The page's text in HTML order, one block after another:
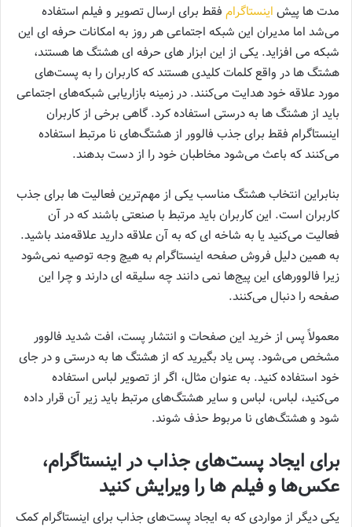
مدت‌ ها پیش اینستاگرام فقط برای ارسال تصویر و فیلم استفاده
می‌شد اما مدیران این شبکه اجتماعی هر روز به امکانات حرفه‌ ای این
شبکه می‌ افزاید. یکی از این ابزار‌ های حرفه‌ ای هشتگ‌ ها هستند،
هشتگ‌ ها در واقع کلمات کلیدی هستند که کاربران را به پست‌های
مورد علاقه خود هدایت می‌کنند. در زمینه بازاریابی شبکه‌های اجتماعی
باید از هشتگ‌ ها به درستی استفاده کرد. گاهی برخی از کاربران
اینستاگرام فقط برای جذب فالوور از هشتگ‌های نا مرتبط استفاده
می‌کنند که باعث می‌شود مخاطبان خود را از دست بدهند.
بنابراین انتخاب هشتگ مناسب یکی از مهم‌ترین فعالیت‌ ها برای جذب
کاربران است. این کاربران باید مرتبط با صنعتی باشند که در آن
فعالیت می‌کنید یا به شاخه‌ ای که به آن علاقه دارید علاقه‌مند باشید.
به همین دلیل فروش صفحه اینستاگرام به هیچ وجه توصیه نمی‌شود
زیرا فالوور‌های این پیج‌ها نمی‌ دانند چه سلیقه‌ ای دارند و چرا این
صفحه را دنبال می‌کنند.
معمولاً پس از خرید این صفحات و انتشار پست، افت شدید فالوور
مشخص می‌شود. پس یاد بگیرید که از هشتگ‌ ها به درستی و در جای
خود استفاده کنید. به عنوان مثال، اگر از تصویر لباس استفاده
می‌کنید، لباس، لباس و سایر هشتگ‌های مرتبط باید زیر آن قرار داده
شود و هشتگ‌های نا مربوط حذف شوند.
برای ایجاد پست‌های جذاب در اینستاگرام،
عکس‌ها و فیلم‌ ها را ویرایش کنید
یکی دیگر از مواردی که به ایجاد پست‌های جذاب برای اینستاگرام کمک